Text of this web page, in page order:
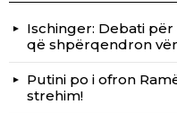
Ischinger: Debati për
që shpërqendron
Putini po i ofron
strehim!